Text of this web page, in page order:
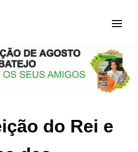
– REVISTA
ONLINE
do Rei e